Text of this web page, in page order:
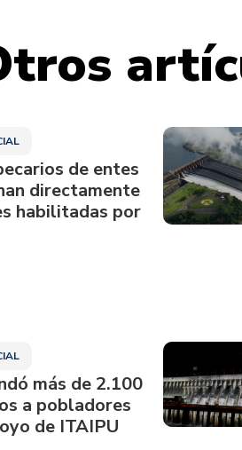
de entes
directamente
habilitadas por
más de 2.100
a pobladores
de ITAIPU